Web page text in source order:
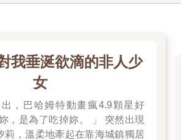
我垂涎欲滴的非人少
女
，巴哈姆特動畫瘋4.9顆星好
，是為了吃掉妳。 」 突然出現
莉，溫柔地牽起在靠海城鎮獨居